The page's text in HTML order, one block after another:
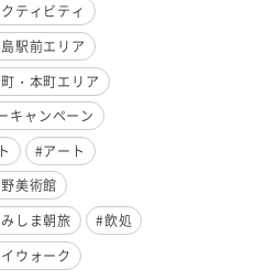
ティビティ
駅前エリア
・本町エリア
キャンペーン
#アート
美術館
しま朝旅
#飲処
ウォーク